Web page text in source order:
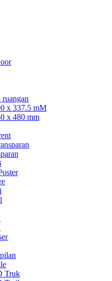
x 337.5 mM
x 480 mm
Truk